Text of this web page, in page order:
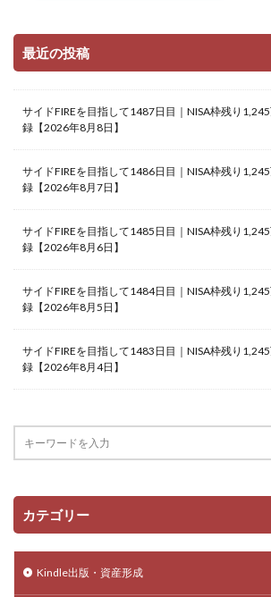
最近の投稿
サイドFIREを目指して1487日目｜NISA枠残り
録【2026年8月8日】
サイドFIREを目指して1486日目｜NISA枠残り
録【2026年8月7日】
サイドFIREを目指して1485日目｜NISA枠残り
録【2026年8月6日】
サイドFIREを目指して1484日目｜NISA枠残り
録【2026年8月5日】
サイドFIREを目指して1483日目｜NISA枠残り
録【2026年8月4日】
カテゴリー
Kindle出版・資産形成